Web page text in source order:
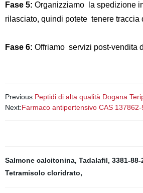
Fase 5: Organizziamo la spedizione
rilasciato, quindi potete tenere
Fase 6: Offriamo servizi post-
Previous:Peptidi di alta qualità Dogana
Next:Farmaco antipertensivo CAS
Salmone calcitonina, Tadalafil, 3381-88-
Tetramisolo cloridrato,